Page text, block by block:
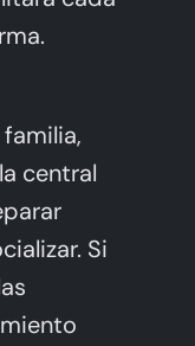
central
Si